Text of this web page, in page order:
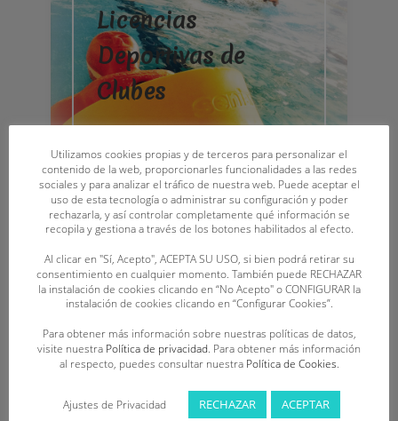
Licencias
Deportivas de
Clubes
Reciclaje
Utilizamos cookies propias y de terceros para personalizar el
contenido de la web, proporcionarles funcionalidades a las redes
sociales y para analizar el tráfico de nuestra web. Puede aceptar el
uso de esta tecnología o administrar su configuración y poder
rechazarla, y así controlar completamente qué información se
recopila y gestiona a través de los botones habilitados al efecto.
Al clicar en "Sí, Acepto", ACEPTA SU USO, si bien podrá retirar su
consentimiento en cualquier momento. También puede RECHAZAR
la instalación de cookies clicando en “No Acepto" o CONFIGURAR la
instalación de cookies clicando en “Configurar Cookies”.
Para obtener más información sobre nuestras políticas de datos,
visite nuestra Política de privacidad. Para obtener más información
al respecto, puedes consultar nuestra Política de Cookies.
Ajustes de Privacidad RECHAZAR ACEPTAR